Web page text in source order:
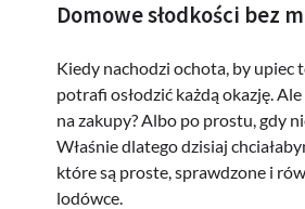
Domowe słodkości bez
Kiedy nachodzi ochota, by upiec
potrafi osłodzić każdą okazję.
na zakupy? Albo po prostu, gdy
Właśnie dlatego dzisiaj
które są proste, sprawdzone i
lodówce.